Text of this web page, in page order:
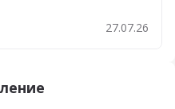
27.07.26